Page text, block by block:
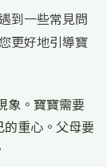
到一些常見問
更好地引導寶
象。寶寶需要
重心。父母要